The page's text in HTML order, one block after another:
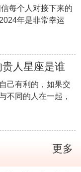
每个人对接下来的
年是非常幸运
人星座是谁
己有利的，如果交
不同的人在一起，
更多